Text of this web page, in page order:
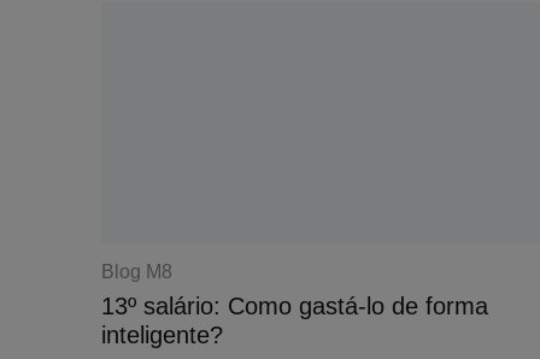
Blog M8
13º salário: Como gastá-lo de forma
inteligente?